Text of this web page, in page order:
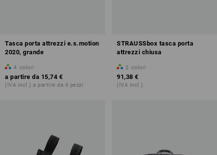
Tasca porta attrezzi e.s.motion
2020, grande
4 colori
a partire da 15,74 €
(IVA incl.) a partire da 6 pezzi
STRAUSSbox tasca porta
attrezzi chiusa
2 colori
91,38 €
(IVA incl.)